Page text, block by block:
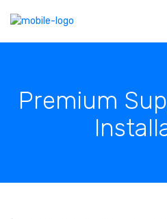
Premium